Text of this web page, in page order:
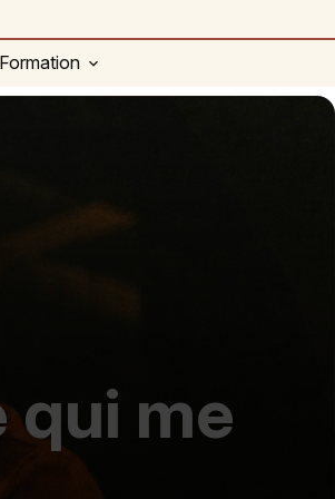
Formation
qui me